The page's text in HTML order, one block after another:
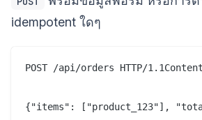
idempotent ใดๆ
POST /api/orders HTTP/